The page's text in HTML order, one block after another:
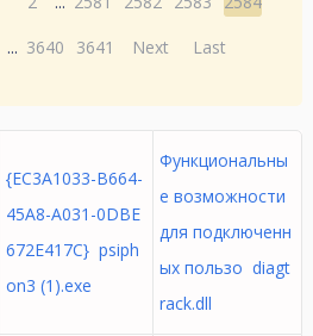
... 3640 3641 Next Last
{EC3A1033-B664-
45A8-A031-0DBE
672E417C} psiph
on3 (1).exe
Функциональны
е возможности
для подключенн
ых пользо diagt
rack.dll